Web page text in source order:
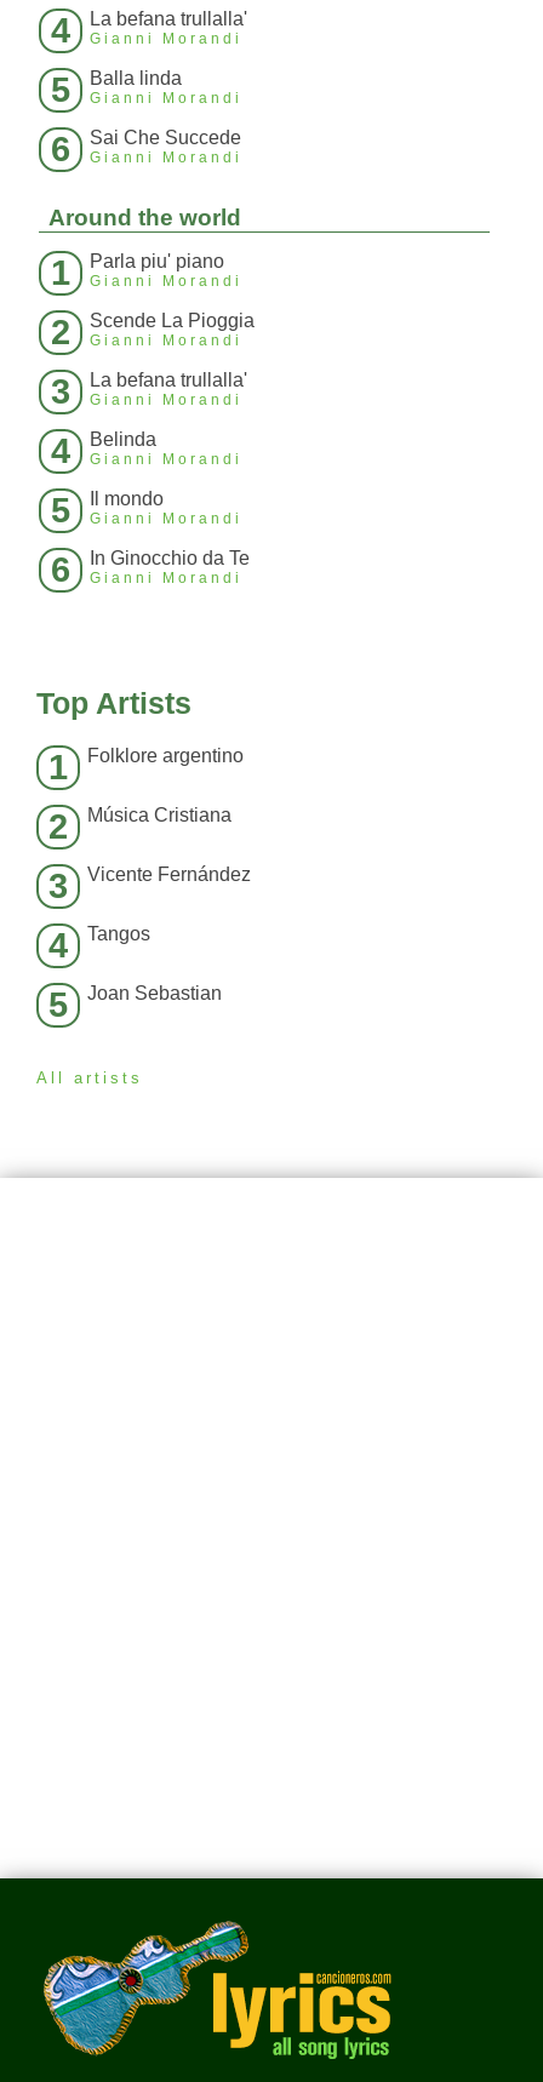
4 La befana trullalla'
Gianni Morandi
5 Balla linda
Gianni Morandi
6 Sai Che Succede
Gianni Morandi
Around the world
1 Parla piu' piano
Gianni Morandi
2 Scende La Pioggia
Gianni Morandi
3 La befana trullalla'
Gianni Morandi
4 Belinda
Gianni Morandi
5 Il mondo
Gianni Morandi
6 In Ginocchio da Te
Gianni Morandi
Top Artists
1 Folklore argentino
2 Música Cristiana
3 Vicente Fernández
4 Tangos
5 Joan Sebastian
All artists